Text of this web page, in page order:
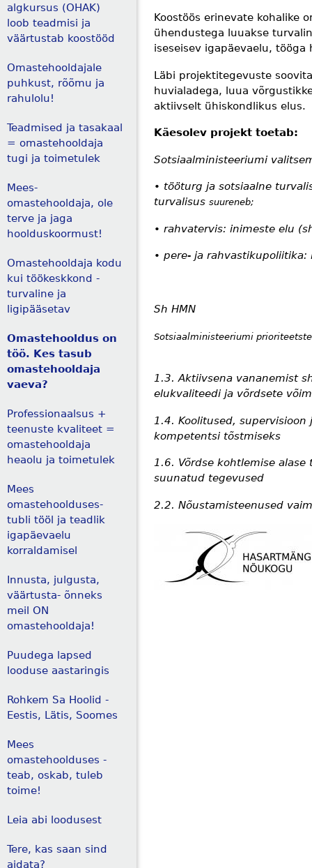
Koostöös erinevate kohalike
ühendustega luuakse
iseseisev igapäevaelu,
Läbi projektitegevuste
huvialadega, luua
aktiivselt ühiskondlikus elus.
Käesolev projekt toetab:
Sotsiaalministeeriumi
• tööturg ja sotsiaalne
turvalisus suureneb;
• rahvatervis: inimeste elu
• pere- ja
Sh HMN
Sotsiaalministeeriumi
1.3. Aktiivsena vananemist
elukvaliteedi ja võrdsete
1.4. Koolitused,
kompetentsi tõstmiseks
1.6. Võrdse kohtlemise
suunatud tegevused
2.2. Nõustamisteenused
algkursus (OHAK)
loob teadmisi ja
väärtustab koostööd
Omastehooldajale
puhkust, rõõmu ja
rahulolu!
Teadmised ja tasakaal
= omastehooldaja
tugi ja toimetulek
Mees-
omastehooldaja, ole
terve ja jaga
hoolduskoormust!
Omastehooldaja kodu
kui töökeskkond -
turvaline ja
ligipääsetav
Omastehooldus on
töö. Kes tasub
omastehooldaja
vaeva?
Professionaalsus +
teenuste kvaliteet =
omastehooldaja
heaolu ja toimetulek
Mees
omastehoolduses-
tubli tööl ja teadlik
igapäevaelu
korraldamisel
Innusta, julgusta,
väärtusta- õnneks
meil ON
omastehooldaja!
Puudega lapsed
looduse aastaringis
Rohkem Sa Hoolid -
Eestis, Lätis, Soomes
Mees
omastehoolduses -
teab, oskab, tuleb
toime!
Leia abi loodusest
Tere, kas saan sind
aidata?